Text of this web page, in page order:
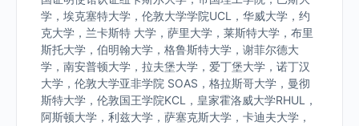
学，埃克塞特大学，伦敦大学学院UCL，华威大学，约
克大学，兰卡斯特 大学，萨里大学，莱斯特大学，布里
斯托大学，伯明翰大学，格鲁斯特大学，谢菲尔德大
学，南安普顿大学，拉夫堡大学，爱丁堡大学，诺丁汉
大学，伦敦大学亚非学院 SOAS，格拉斯哥大学，曼彻
斯特大学，伦敦国王学院KCL，皇家霍洛威大学RHUL，
阿斯顿大学，利兹大学，萨塞克斯大学，卡迪夫大学，